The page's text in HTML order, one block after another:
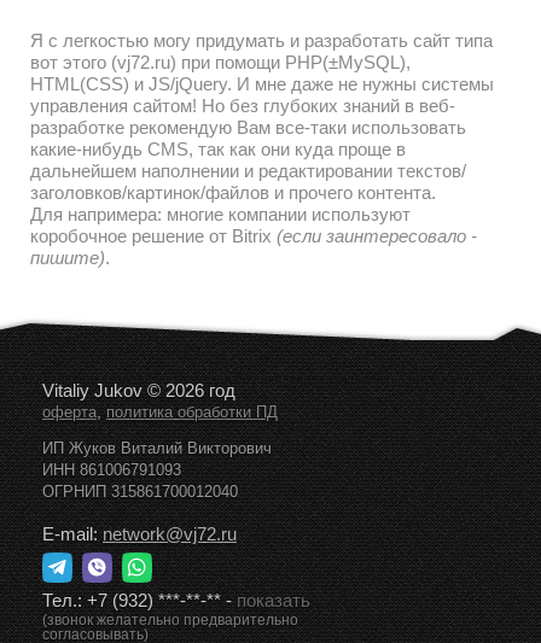
Я с легкостью могу придумать и разработать сайт типа
вот этого (vj72.ru) при помощи PHP(±MySQL),
HTML(CSS) и JS/jQuery. И мне даже не нужны системы
управления сайтом! Но без глубоких знаний в веб-
разработке рекомендую Вам все-таки использовать
какие-нибудь CMS, так как они куда проще в
дальнейшем наполнении и редактировании текстов/
заголовков/картинок/файлов и прочего контента.
Для напримера: многие компании используют
коробочное решение от Bitrix (если заинтересовало -
пишите).
Vitaliy Jukov © 2026 год
оферта,политика обработки ПД
ИП Жуков Виталий Викторович
ИНН 861006791093
ОГРНИП 315861700012040
E-mail:network@vj72.ru
Тел.:+7 (932) ***-**-**-показать
(звонок желательно предварительно
согласовывать)